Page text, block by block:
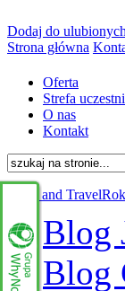
Dodaj do ulubionych
Strona główna
Oferta
Strefa
O nas
Kontakt
Work and Travel
Blog
Blog